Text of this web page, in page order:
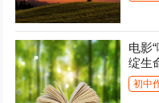
电影
绽生
初中